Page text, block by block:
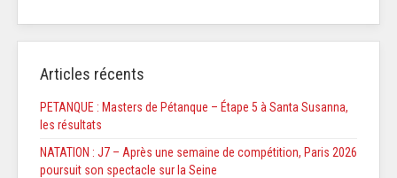
Articles récents
PETANQUE : Masters de Pétanque – Étape 5 à Santa Susanna,
les résultats
NATATION : J7 – Après une semaine de compétition, Paris 2026
poursuit son spectacle sur la Seine